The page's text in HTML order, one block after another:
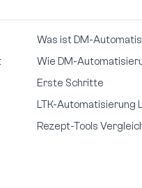
Was ist DM-
Wie DM-
Erste Schritte
LTK-Automatisierung
Rezept-Tools